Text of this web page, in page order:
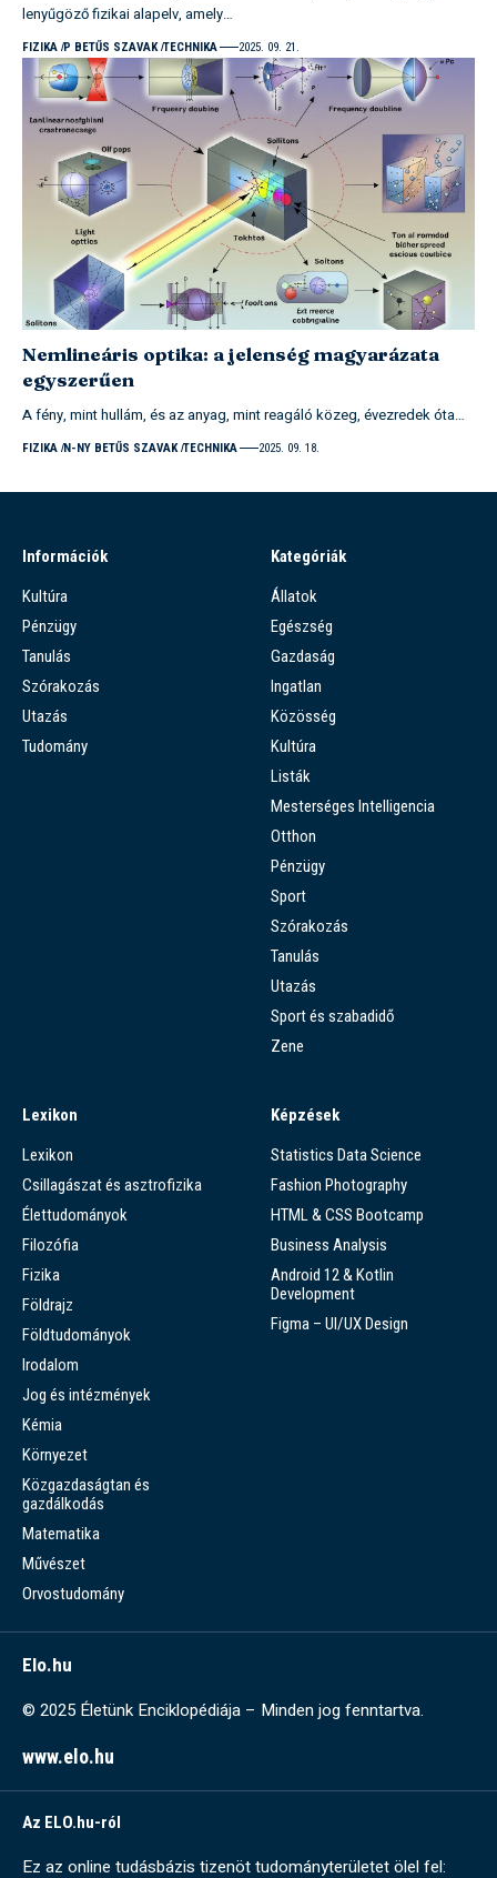
lenyűgöző fizikai alapelv, amely…
FIZIKA P BETŰS SZAVAK TECHNIKA 2025. 09. 21.
Nemlineáris optika: a jelenség magyarázata
egyszerűen
A fény, mint hullám, és az anyag, mint reagáló közeg, évezredek óta…
FIZIKA N-NY BETŰS SZAVAK TECHNIKA 2025. 09. 18.
Információk
Kultúra
Pénzügy
Tanulás
Szórakozás
Utazás
Tudomány
Kategóriák
Állatok
Egészség
Gazdaság
Ingatlan
Közösség
Kultúra
Listák
Mesterséges Intelligencia
Otthon
Pénzügy
Sport
Szórakozás
Tanulás
Utazás
Sport és szabadidő
Zene
Lexikon
Lexikon
Csillagászat és asztrofizika
Élettudományok
Filozófia
Fizika
Földrajz
Földtudományok
Irodalom
Jog és intézmények
Kémia
Környezet
Közgazdaságtan és
gazdálkodás
Matematika
Művészet
Orvostudomány
Képzések
Statistics Data Science
Fashion Photography
HTML & CSS Bootcamp
Business Analysis
Android 12 & Kotlin
Development
Figma – UI/UX Design
Elo.hu
© 2025 Életünk Enciklopédiája – Minden jog fenntartva.
www.elo.hu
Az ELO.hu-ról
Ez az online tudásbázis tizenöt tudományterületet ölel fel: